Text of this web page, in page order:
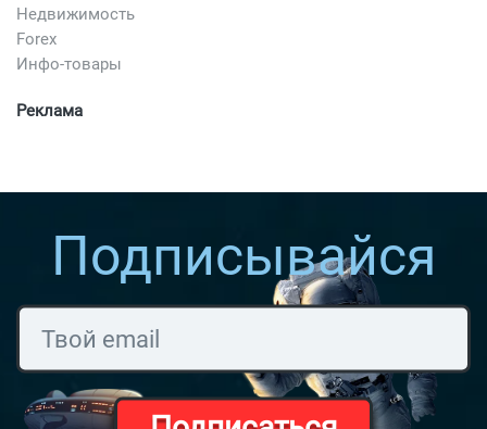
Недвижимость
Forex
Инфо-товары
Реклама
Подписывайся